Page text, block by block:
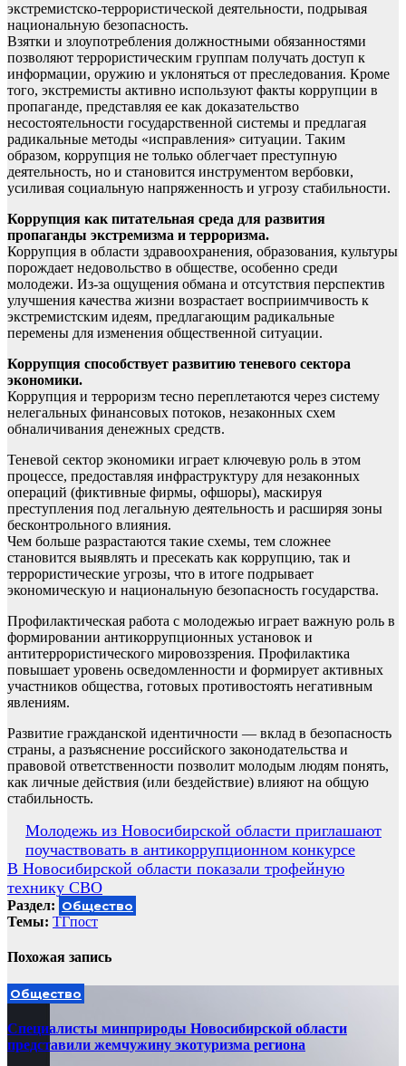
экстремистско-террористической деятельности, подрывая
национальную безопасность.
Взятки и злоупотребления должностными обязанностями
позволяют террористическим группам получать доступ к
информации, оружию и уклоняться от преследования. Кроме
того, экстремисты активно используют факты коррупции в
пропаганде, представляя ее как доказательство
несостоятельности государственной системы и предлагая
радикальные методы «исправления» ситуации. Таким
образом, коррупция не только облегчает преступную
деятельность, но и становится инструментом вербовки,
усиливая социальную напряженность и угрозу стабильности.
Коррупция как питательная среда для развития
пропаганды экстремизма и терроризма.
Коррупция в области здравоохранения, образования, культуры
порождает недовольство в обществе, особенно среди
молодежи. Из-за ощущения обмана и отсутствия перспектив
улучшения качества жизни возрастает восприимчивость к
экстремистским идеям, предлагающим радикальные
перемены для изменения общественной ситуации.
Коррупция способствует развитию теневого сектора
экономики.
Коррупция и терроризм тесно переплетаются через систему
нелегальных финансовых потоков, незаконных схем
обналичивания денежных средств.
Теневой сектор экономики играет ключевую роль в этом
процессе, предоставляя инфраструктуру для незаконных
операций (фиктивные фирмы, офшоры), маскируя
преступления под легальную деятельность и расширяя зоны
бесконтрольного влияния.
Чем больше разрастаются такие схемы, тем сложнее
становится выявлять и пресекать как коррупцию, так и
террористические угрозы, что в итоге подрывает
экономическую и национальную безопасность государства.
Профилактическая работа с молодежью играет важную роль в
формировании антикоррупционных установок и
антитеррористического мировоззрения. Профилактика
повышает уровень осведомленности и формирует активных
участников общества, готовых противостоять негативным
явлениям.
Развитие гражданской идентичности — вклад в безопасность
страны, а разъяснение российского законодательства и
правовой ответственности позволит молодым людям понять,
как личные действия (или бездействие) влияют на общую
стабильность.
Навигация
по
записям
Молодежь из Новосибирской области приглашают
поучаствовать в антикоррупционном конкурсе
В Новосибирской области показали трофейную
технику СВО
Раздел: Общество
Темы: ТГпост
Похожая запись
Общество
Специалисты минприроды Новосибирской области
представили жемчужину экотуризма региона